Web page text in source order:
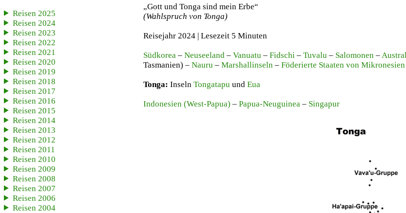
„Gott und Tonga sind mein Erbe“
(Wahlspruch von Tonga)
Reisejahr 2024 | Lesezeit 5 Minuten
Südkorea – Neuseeland – Vanuatu – Fidschi – Tuvalu – Salomonen –
Tasmanien) – Nauru – Marshallinseln – Föderierte Staaten von Mikronesien
Tonga: Inseln Tongatapu und Eua
Indonesien (West-Papua) – Papua-Neuguinea – Singapur
Reisen 2025
Reisen 2024
Reisen 2023
Reisen 2022
Reisen 2021
Reisen 2020
Reisen 2019
Reisen 2018
Reisen 2017
Reisen 2016
Reisen 2015
Reisen 2014
Reisen 2013
Reisen 2012
Reisen 2011
Reisen 2010
Reisen 2009
Reisen 2008
Reisen 2007
Reisen 2006
Reisen 2004